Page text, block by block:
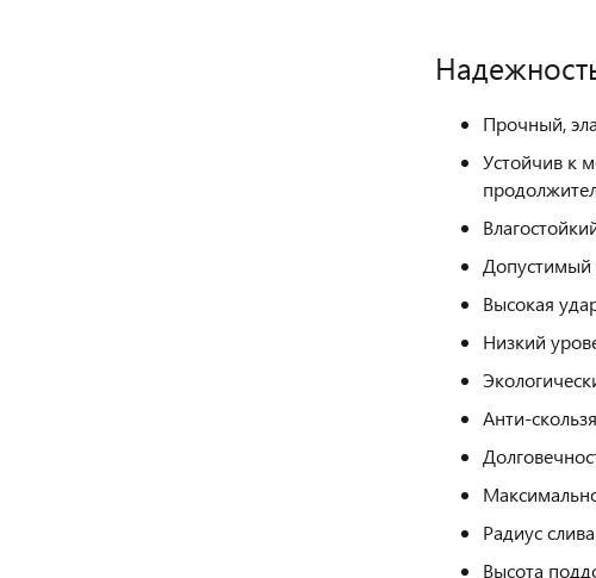
Прочный,
Устойчив к
Допустимый
Высокая
Низкий
Анти-
Радиус
Высота